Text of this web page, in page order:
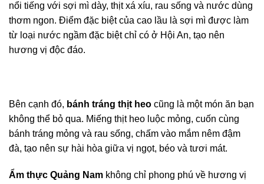
nổi tiếng với sợi mì dày, thịt xá xíu, rau sống và nước dùng
thơm ngon. Điểm đặc biệt của cao lầu là sợi mì được làm
từ loại nước ngầm đặc biệt chỉ có ở Hội An, tạo nên
hương vị độc đáo.
Bên cạnh đó, bánh tráng thịt heo cũng là một món ăn bạn
không thể bỏ qua. Miếng thịt heo luộc mỏng, cuốn cùng
bánh tráng mỏng và rau sống, chấm vào mắm nêm đậm
đà, tạo nên sự hài hòa giữa vị ngọt, béo và tươi mát.
Ẩm thực Quảng Nam không chỉ phong phú về hương vị